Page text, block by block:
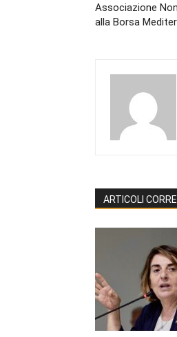
Associazione
alla Borsa
ARTICOLI